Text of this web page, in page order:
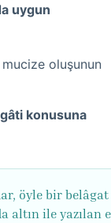
uygun
mucize oluşunun
konusuna
öyle bir belâgat
altın ile yazılan